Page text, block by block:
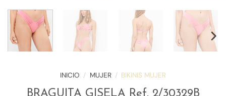
INICIO / MUJER / BIKINIS MUJER